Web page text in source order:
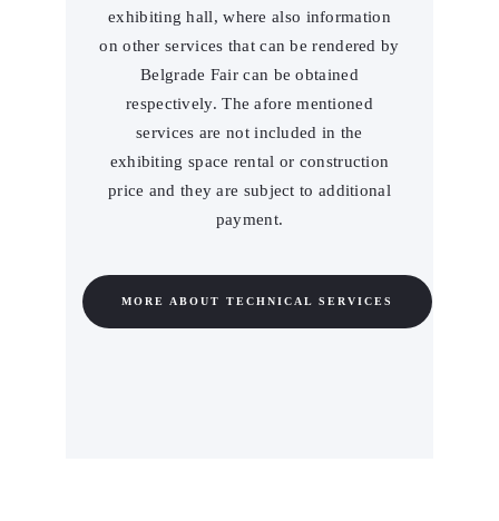
exhibiting hall, where also information
on other services that can be rendered by
Belgrade Fair can be obtained
respectively. The afore mentioned
services are not included in the
exhibiting space rental or construction
price and they are subject to additional
payment.
MORE ABOUT TECHNICAL SERVICES